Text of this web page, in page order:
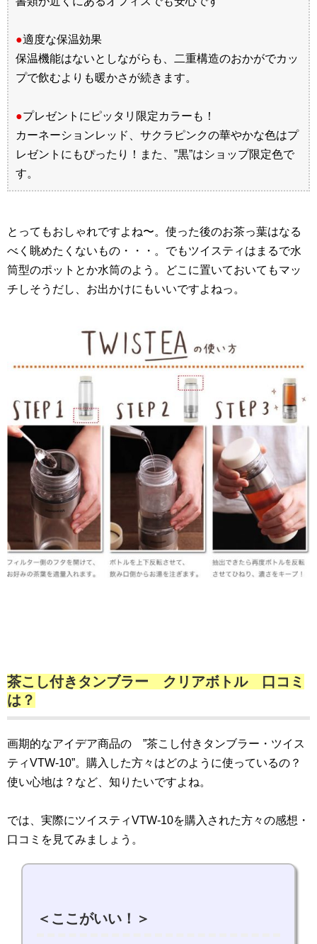
●適度な保温効果
保温機能はないとしながらも、二重構造のおかがでカッ
プで飲むよりも暖かさが続きます。
●プレゼントにピッタリ限定カラーも！
カーネーションレッド、サクラピンクの華やかな色はプ
レゼントにもぴったり！また、”黒”はショップ限定色で
す。
とってもおしゃれですよね〜。使った後のお茶っ葉はなる
べく眺めたくないもの・・・。でもツイスティはまるで水
筒型のポットとか水筒のよう。どこに置いておいてもマッ
チしそうだし、お出かけにもいいですよねっ。
茶こし付きタンブラー クリアボトル 口コミ
は？
画期的なアイデア商品の ”茶こし付きタンブラー・ツイス
ティVTW-10”。購入した方々はどのように使っているの？
使い心地は？など、知りたいですよね。
では、実際にツイスティVTW-10を購入された方々の感想・
口コミを見てみましょう。
＜ここがいい！＞